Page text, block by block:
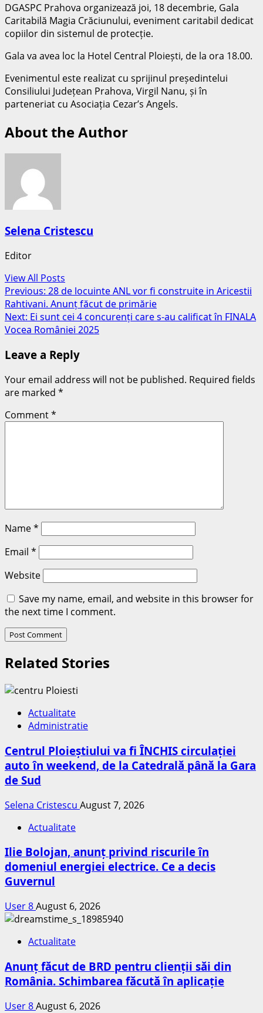
DGASPC Prahova organizează joi, 18 decembrie, Gala
Caritabilă Magia Crăciunului, eveniment caritabil dedicat
copiilor din sistemul de protecție.
Gala va avea loc la Hotel Central Ploiești, de la ora 18.00.
Evenimentul este realizat cu sprijinul președintelui
Consiliului Județean Prahova, Virgil Nanu, și în
parteneriat cu Asociația Cezar’s Angels.
About the Author
Selena Cristescu
Editor
View All Posts
Post
navigation
Previous: 28 de locuinte ANL vor fi construite in Aricestii
Rahtivani. Anunț făcut de primărie
Next: Ei sunt cei 4 concurenți care s-au calificat în FINALA
Vocea României 2025
Leave a Reply
Your email address will not be published. Required fields
are marked *
Comment*
Name*
Email *
Website
Save my name, email, and website in this browser for
the next time I comment.
Related Stories
Actualitate
Administratie
Centrul Ploieștiului va fi ÎNCHIS circulației
auto în weekend, de la Catedrală până la Gara
de Sud
Selena Cristescu August 7, 2026
Actualitate
Ilie Bolojan, anunț privind riscurile în
domeniul energiei electrice. Ce a decis
Guvernul
User 8August 6, 2026
Actualitate
Anunț făcut de BRD pentru clienții săi din
România. Schimbarea făcută în aplicație
User 8August 6, 2026